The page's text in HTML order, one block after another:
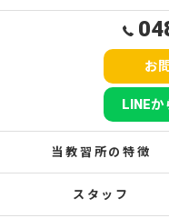
お
LINE
当教習所の特徴
スタッフ